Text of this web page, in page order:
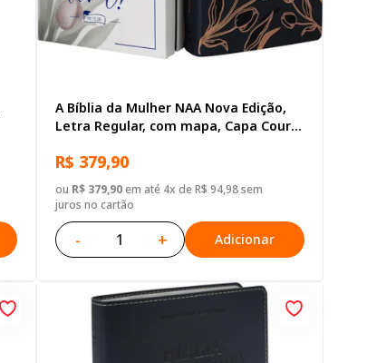
A Bíblia da Mulher NAA Nova Edição,
Letra Regular, com mapa, Capa Couro
R$ 379,90
ou R$ 379,90em até 4x de R$ 94,98 sem
juros no cartão
- + Adicionar